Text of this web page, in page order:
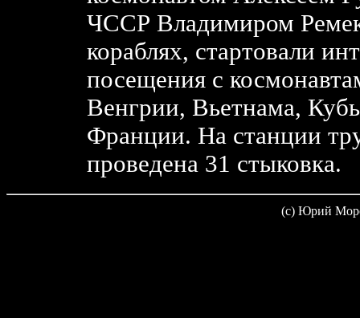
ЧССР Владимиром
кораблях, стартовали
посещения с
Венгрии, Вьетнама,
Франции. На станции
проведена 31 стыковка.
(c) Юрий